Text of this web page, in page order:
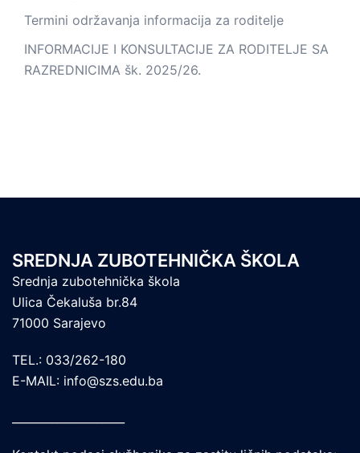
Termini održavanja informacija za roditelje
INFORMACIJE I KONSULTACIJE ZA RODITELJE SA
RAZREDNICIMA šk. 2025/26.
SREDNJA ZUBOTEHNIČKA ŠKOLA
Srednja zubotehnička škola
Ulica Čekaluša br.84
71000 Sarajevo
TEL.: 033/262-180
E-MAIL: info@szs.edu.ba